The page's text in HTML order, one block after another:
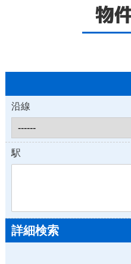
物
沿線
駅
詳細検索